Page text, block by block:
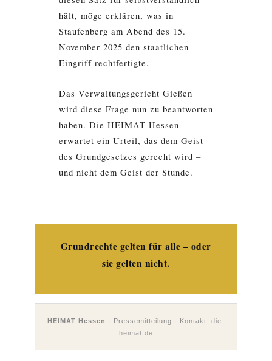
hält, möge erklären, was in
Staufenberg am Abend des 15.
November 2025 den staatlichen
Eingriff rechtfertigte.
Das Verwaltungsgericht Gießen
wird diese Frage nun zu beantworten
haben. Die HEIMAT Hessen
erwartet ein Urteil, das dem Geist
des Grundgesetzes gerecht wird –
und nicht dem Geist der Stunde.
Grundrechte gelten für alle – oder
sie gelten nicht.
HEIMAT Hessen · Pressemitteilung · Kontakt: die-
heimat.de